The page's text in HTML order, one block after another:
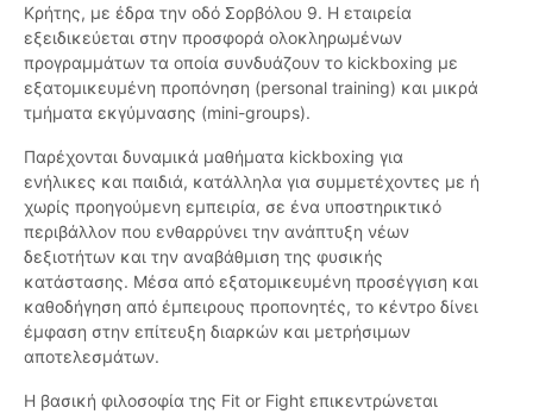
Κρήτης, με έδρα την οδό Σορβόλου 9. Η εταιρεία
εξειδικεύεται στην προσφορά ολοκληρωμένων
προγραμμάτων τα οποία συνδυάζουν το kickboxing με
εξατομικευμένη προπόνηση (personal training) και μικρά
τμήματα εκγύμνασης (mini-groups).
Παρέχονται δυναμικά μαθήματα kickboxing για
ενήλικες και παιδιά, κατάλληλα για συμμετέχοντες με ή
χωρίς προηγούμενη εμπειρία, σε ένα υποστηρικτικό
περιβάλλον που ενθαρρύνει την ανάπτυξη νέων
δεξιοτήτων και την αναβάθμιση της φυσικής
κατάστασης. Μέσα από εξατομικευμένη προσέγγιση και
καθοδήγηση από έμπειρους προπονητές, το κέντρο δίνει
έμφαση στην επίτευξη διαρκών και μετρήσιμων
αποτελεσμάτων.
Η βασική φιλοσοφία της Fit or Fight επικεντρώνεται